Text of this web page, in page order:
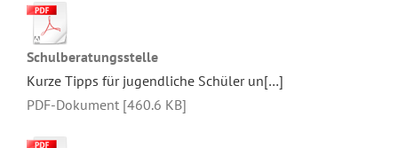
Schulberatungsstelle
Kurze Tipps für jugendliche Schüler un[…]
PDF-Dokument [460.6 KB]